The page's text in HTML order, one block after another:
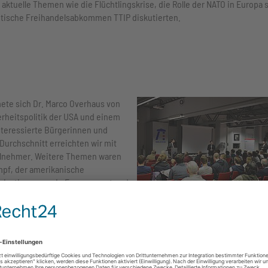
Themen wie die Flüchtlingskrise, die Rolle der NATO in Europa
Freihandelsabkommen TTIP‬ diskutierten.
sich Dr. Marco Overhaus von
der USA und einem
Bürgerinnen und
erreichten wir mit
Weitere Themen waren
der amerikanische
sowie Engagement und
Jahr organisierte die AA das politische Seminar des Verbands